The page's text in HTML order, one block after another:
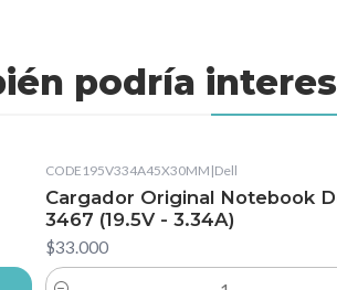
podría
CODE195V334A45X30MM |Dell
Cargador Original Notebook
3467 (19.5V - 3.34A)
$33.000